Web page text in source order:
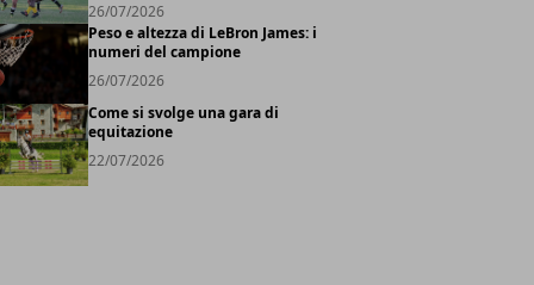
26/07/2026
Peso e altezza di LeBron James: i
numeri del campione
26/07/2026
Come si svolge una gara di
equitazione
22/07/2026